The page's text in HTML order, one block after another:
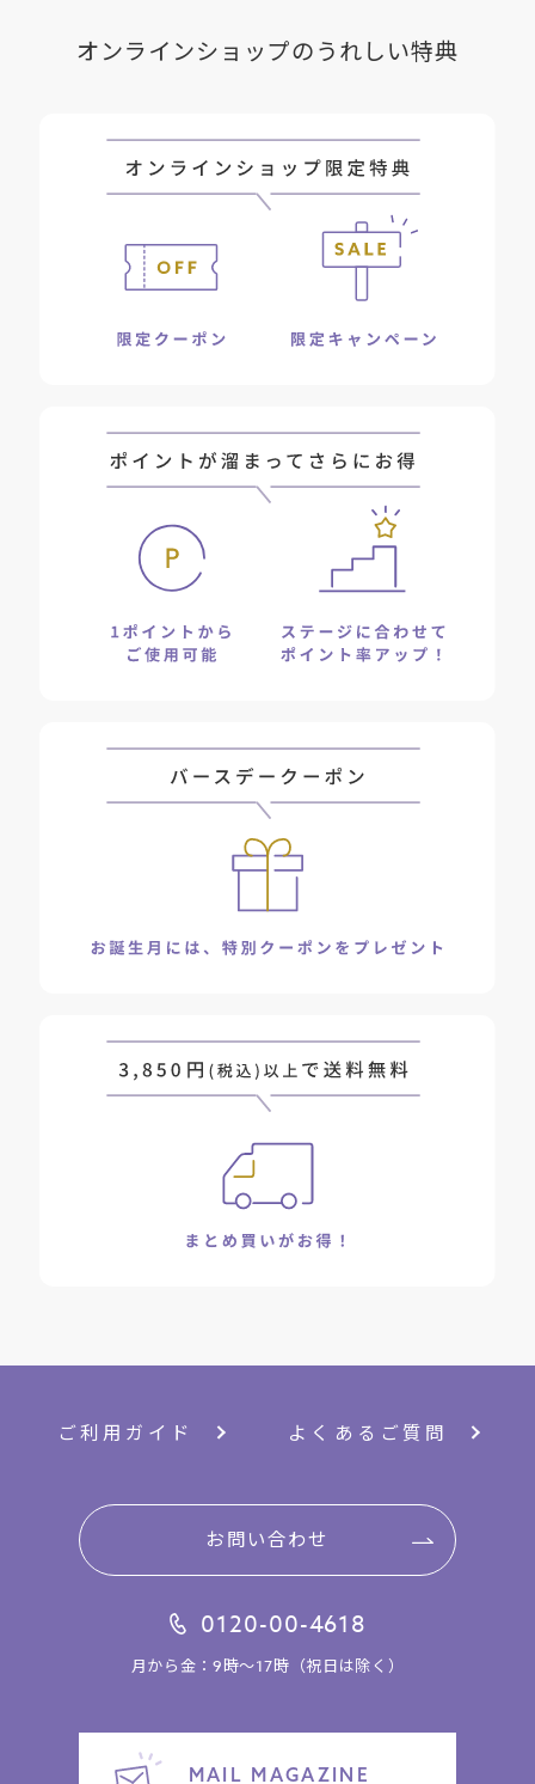
オンラインショップのうれしい特典
ご利用ガイド よくあるご質問
お問い合わせ
0120-00-4618
月から金：9時～17時（祝日は除く）
MAIL MAGAZINE